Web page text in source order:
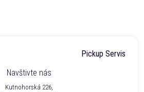
Pickup Servis
Navštivte nás
Kutnohorská 226,